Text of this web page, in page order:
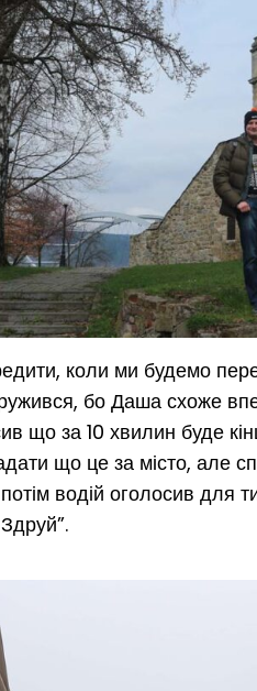
коли ми будемо
бо Даша схоже
що за 10 хвилин буде
що це за місто, але
водій оголосив для